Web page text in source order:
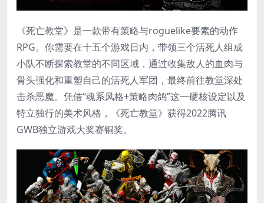
《死亡教堂》是一款带有策略与roguelike要素的动作
RPG。你需要在十五个游戏日内，带领三个活死人组成
小队不断探索教堂的不同区域，通过收集敌人的血肉与
骨头强化和重塑自己的活死人军团，最终前往教堂深处
击杀恶魔。凭借“魂系风格+策略肉鸽”这一硬核设定以及
特立独行的美术风格，《死亡教堂》获得2022腾讯
GWB独立游戏大奖赛铜奖。